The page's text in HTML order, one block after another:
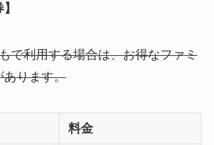
】
で利用する場合は、お得なファミ
あります。
料金